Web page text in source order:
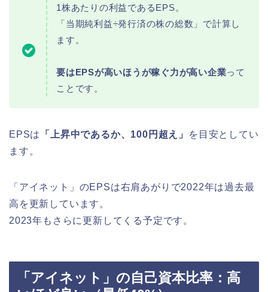
1株あたりの利益であるEPS。
「当期純利益÷発行済の株の総数」で計算し
ます。
要はEPSが高いほうが稼ぐ力が高い企業って
ことです。
EPSは 「上昇中であるか、100円超え」
を目安としてい
ます。
「アイネット」のEPSは右肩あがりで2022年は過去最
高を更新しています。
2023年もさらに更新してくる予定です。
「アイネット」の自己資本比率：高